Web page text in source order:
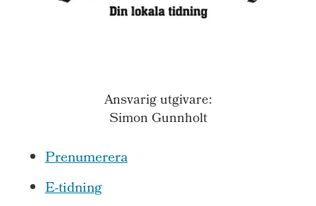
Ansvarig utgivare:
Simon Gunnholt
Prenumerera
E-tidning